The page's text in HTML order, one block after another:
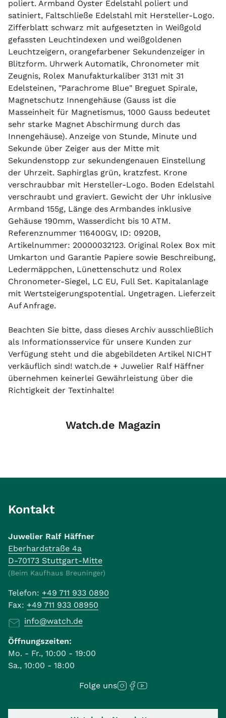
poliert. Armband Oyster Edelstahl poliert und
satiniert, Faltschließe Edelstahl mit Hersteller-Logo.
Zifferblatt schwarz mit aufgesetzten in Weißgold
gefassten Leuchtindexen und weißgoldenen
Leuchtzeigern, orangefarbener Sekundenzeiger in
Blitzform. Uhrwerk Automatik, Chronometer mit
Zeugnis, Rolex Manufakturkaliber 3131 mit 31
Edelsteinen, "Parachrome Blue" Breguet Spirale,
Magnetschutz Innengehäuse (Gauss ist die
Masseinheit für Magnetismus, 1000 Gauss bedeutet
sehr starke Magnet Abschirmung durch das
Innengehäuse). Anzeige von Stunde, Minute und
Sekunde über Zeiger aus der Mitte mit
Sekundenstopp zur sekundengenauen Einstellung
der Uhrzeit. Saphirglas grün, kratzfest. Krone
verschraubbar mit Hersteller-Logo. Boden Edelstahl
verschraubt und graviert. Gewicht der Uhr inklusive
Armband 155g, Länge des Armbandes inklusive
Gehäuse 190mm, Wasserdicht bis 10 ATM.
Referenznummer 116400GV, ID: 0920B,
Artikelnummer: 20000032123. Original Rolex Box mit
Umkarton und Garantie Papiere sowie Beschreibung,
Ledermäppchen, Lünettenschutz und Rolex
Chronometer-Siegel, LC EU, Full Set. Kapitalanlage
mit Wertsteigerungspotential. Ungetragen. Lieferzeit
Auf Anfrage.
Beachten Sie bitte, dass dieses Archiv ausschließlich
als Informationsservice für unsere Kunden zur
Verfügung steht und die abgebildeten Artikel NICHT
verkäuflich sind! watch.de + Juwelier Ralf Häffner
übernehmen keinerlei Gewährleistung über die
Richtigkeit der Textinhalte!
Watch.de Magazin
Kontakt
Juwelier Ralf Häffner
Eberhardstraße 4a
D-70173 Stuttgart-Mitte
(Beim Kaufhaus Breuninger)
Telefon: +49 711 933 0890
Fax: +49 711 933 08950
info@watch.de
Öffnungszeiten:
Mo. - Fr., 10:00 - 19:00
Sa., 10:00 - 18:00
Folge uns